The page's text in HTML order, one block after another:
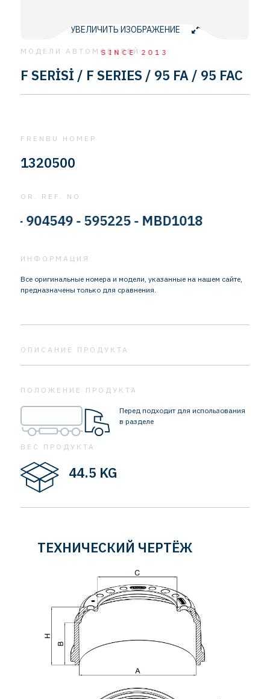
SINCE 2013
УВЕЛИЧИТЬ ИЗОБРАЖЕНИЕ
МОДЕЛИ АВТОМОБИЛЕЙ
F SERİSİ / F SERIES / 95 FA / 95 FAC
FRENBU НОМЕР
1320500
OR. REF. NO
- 595225 - MBD1018
ИНФОРМАЦИЯ
Все оригинальные номера и модели, указанные на нашем сайте,
предназначены только для сравнения.
ОПИСАНИЕ ПРОДУКТА
ПОЛОЖЕНИЕ ПРОДУКТА
Перед подходит для использования
в разделе
ВЕС ПРОДУКТА
44.5 KG
ТЕХНИЧЕСКИЙ ЧЕРТЁЖ